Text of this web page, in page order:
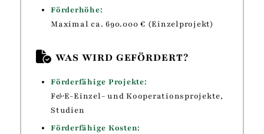
Förderhöhe:
Maximalca. 690.000 € (Einzelprojekt)
WAS WIRD GEFÖRDERT?
Förderfähige Projekte:
F&E-Einzel- und Kooperationsprojekte,
Studien
Förderfähige Kosten: